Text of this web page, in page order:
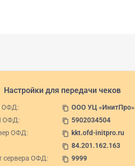
Настройки для передачи чеков
ОФД: content_copy ООО УЦ «ИнитПро»
ОФД:
content_copy 5902034504
ОФД:
content_copy kkt.ofd-initpro.ru
content_copy 84.201.162.163
сервера ОФД:
content_copy 9999